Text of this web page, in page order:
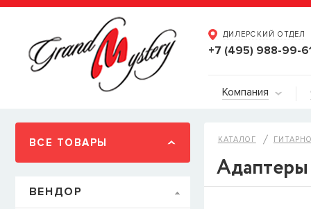
ДИЛЕРСКИЙ ОТДЕЛ
+7 (495) 988-99-
Компания
ВСЕ ТОВАРЫ
ВЕНДОР
КАТАЛОГ
Адаптеры